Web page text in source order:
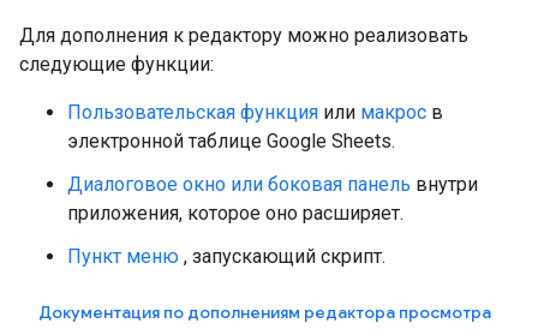
Для дополнения к редактору можно реализовать
следующие функции:
Пользовательская функция или макрос в
электронной таблице Google Sheets.
Диалоговое окно или боковая панель внутри
приложения, которое оно расширяет.
Пункт меню , запускающий скрипт.
Документация по дополнениям редактора просмотра